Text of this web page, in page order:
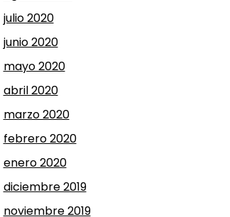
julio 2020
junio 2020
mayo 2020
abril 2020
marzo 2020
febrero 2020
enero 2020
diciembre 2019
noviembre 2019